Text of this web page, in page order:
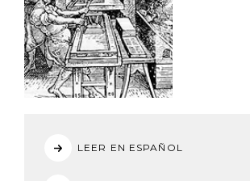
LEER EN ESPAÑOL